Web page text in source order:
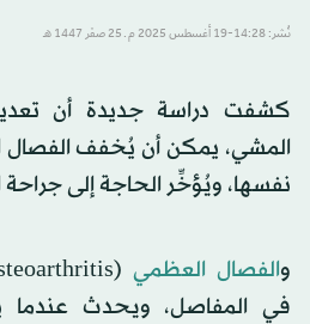
نُشر: 14:28-19 أغسطس 2025 م ـ 25 صفَر 1447 هـ
كشفت دراسة جديدة أن
المشي، يمكن أن يُخفف الفصال
نفسها، ويُؤخِّر الحاجة إلى
والفصال العظمي
في المفاصل، ويحدث عندما